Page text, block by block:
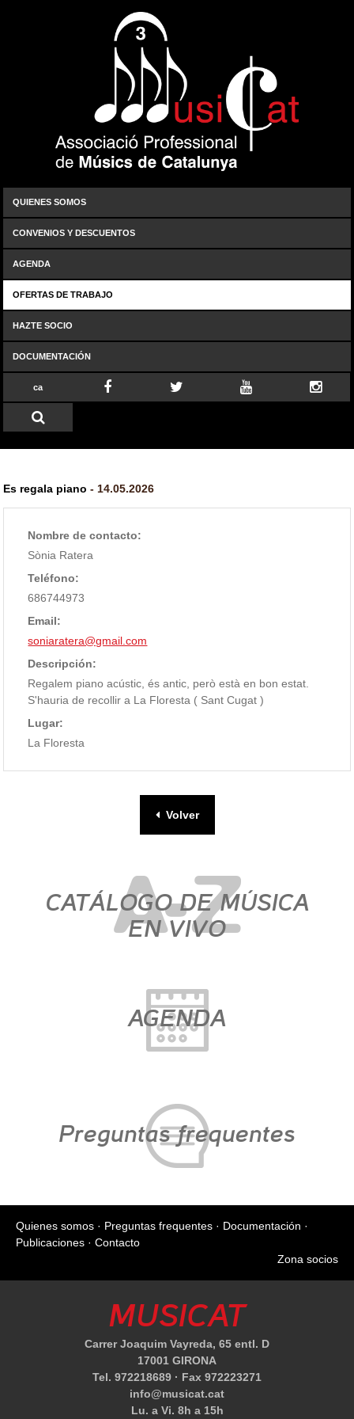
QUIENES SOMOS
CONVENIOS Y DESCUENTOS
AGENDA
OFERTAS DE TRABAJO
HAZTE SOCIO
DOCUMENTACIÓN
ca
Es regala piano - 14.05.2026
Nombre de contacto:
Sònia Ratera
Teléfono:
686744973
Email:
soniaratera@gmail.com
Descripción:
Regalem piano acústic, és antic, però està en bon estat.
S'hauria de recollir a La Floresta ( Sant Cugat )
Lugar:
La Floresta
Volver
CATÁLOGO DE MÚSICA
EN VIVO
AGENDA
Preguntas frequentes
Quienes somos · Preguntas frequentes · Documentación ·
Publicaciones ·Contacto
Zona socios
MUSICAT
Carrer Joaquim Vayreda, 65 entl. D
17001 GIRONA
Tel. 972218689 · Fax 972223271
info@musicat.cat
Lu. a Vi. 8h a 15h